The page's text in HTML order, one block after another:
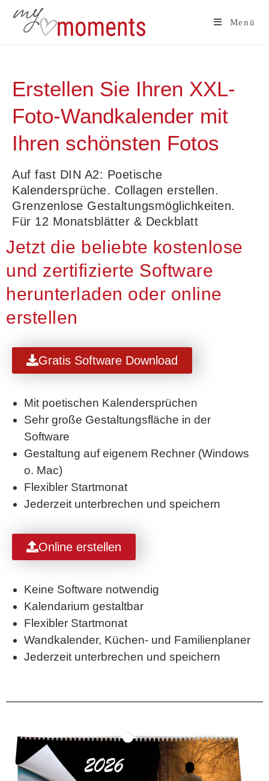
Menü
Erstellen Sie Ihren XXL-
Foto-Wandkalender mit
Ihren schönsten Fotos
Auf fast DIN A2: Poetische
Kalendersprüche. Collagen erstellen.
Grenzenlose Gestaltungsmöglichkeiten.
Für 12 Monatsblätter & Deckblatt
Jetzt die beliebte kostenlose
und zertifizierte Software
herunterladen oder online
erstellen
Gratis Software Download
Mit poetischen Kalendersprüchen
Sehr große Gestaltungsfläche in der
Software
Gestaltung auf eigenem Rechner (Windows
o. Mac)
Flexibler Startmonat
Jederzeit unterbrechen und speichern
Online erstellen
Keine Software notwendig
Kalendarium gestaltbar
Flexibler Startmonat
Wandkalender, Küchen- und Familienplaner
Jederzeit unterbrechen und speichern